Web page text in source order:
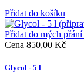
Přidat do košíku
Přidat do mých přání
Cena 850,00 Kč
Glycol - 5 l